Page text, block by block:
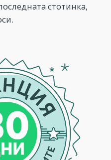
стотинка,